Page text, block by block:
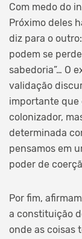
Com medo do
Próximo deles
diz para o
podem se
sabedoria”… O
validação
importante que
colonizador,
determinada
pensamos em
poder de
Por fim,
a constituição
onde as coisas